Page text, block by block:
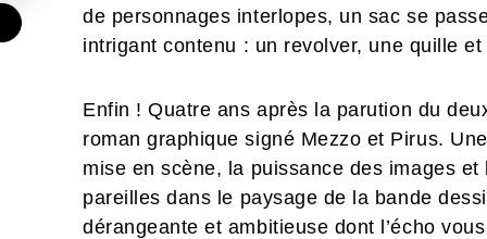
de personnages interlopes, un sac se
intrigant contenu : un revolver, une quille et
Enfin ! Quatre ans après la parution du
roman graphique signé Mezzo et Pirus.
mise en scène, la puissance des images
pareilles dans le paysage de la bande
dérangeante et ambitieuse dont l’écho